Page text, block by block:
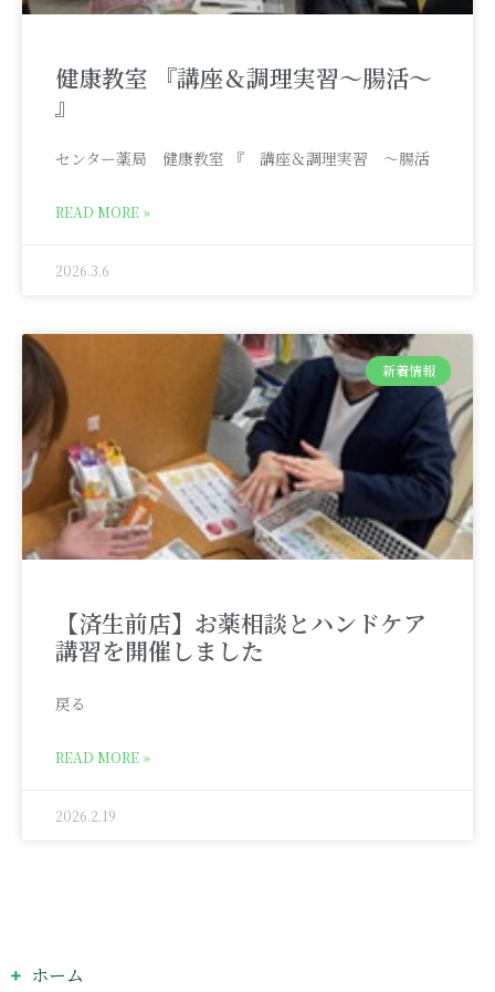
健康教室 『講座＆調理実習～腸活～
』
センター薬局 健康教室 『 講座＆調理実習 ～腸活
READ MORE »
2026.3.6
新着情報
【済生前店】お薬相談とハンドケア
講習を開催しました
戻る
READ MORE »
2026.2.19
ホーム